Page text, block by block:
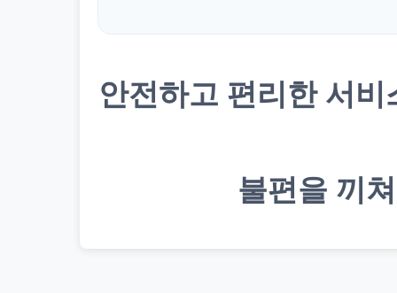
안전하고 편리한 서
불편을 끼